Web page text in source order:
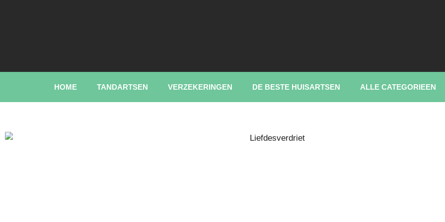
HOME TANDARTSEN VERZEKERINGEN DE BESTE HUISARTSEN ALLE CATEGORIEEN